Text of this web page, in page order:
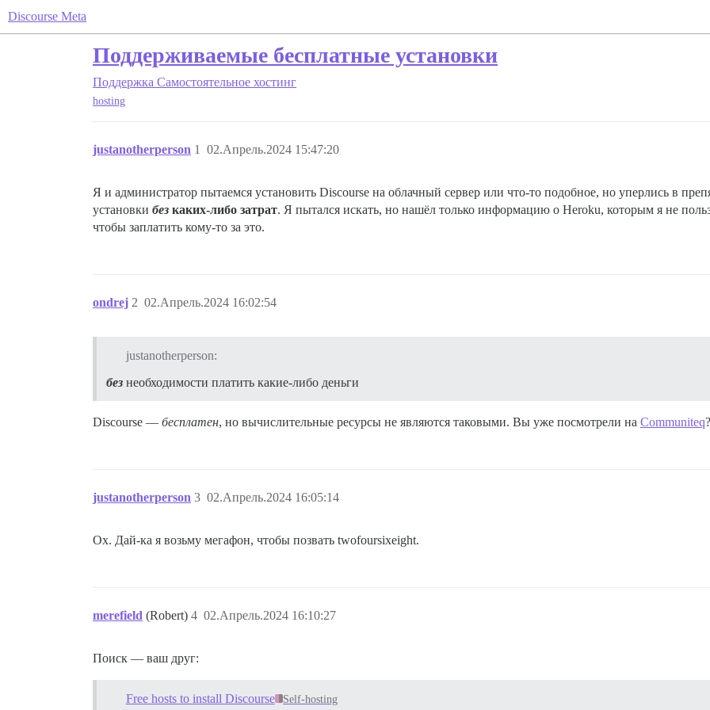
Discourse Meta
Поддерживаемые бесплатные установки
Поддержка Самостоятельное хостинг
hosting
justanotherperson 02.Апрель.2024 15:47:20
1
Я и администратор пытаемся установить Discourse на облачный сервер или что-то подобное, но уперлись в
установки без каких-либо затрат. Я пытался искать, но нашёл только информацию о Heroku, которым я не
чтобы заплатить кому-то за это.
ondrej 02.Апрель.2024 16:02:54
2
justanotherperson:
без необходимости платить какие-либо деньги
Discourse — бесплатен, но вычислительные ресурсы не являются таковыми. Вы уже посмотрели на Communiteq?
justanotherperson 02.Апрель.2024 16:05:14
3
Ох. Дай-ка я возьму мегафон, чтобы позвать twofoursixeight.
merefield (Robert) 02.Апрель.2024 16:10:27
4
Поиск — ваш друг:
Free hosts to install Discourse Self-hosting